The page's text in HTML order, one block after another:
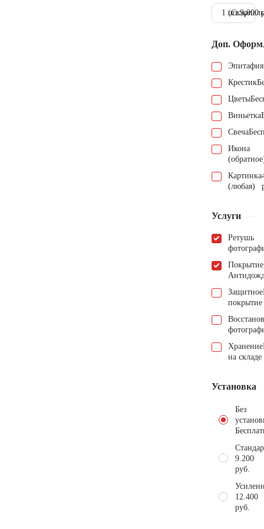
1 шт.9.000
Доп.
Эпитафия
Крестик
Цветы
Виньетка
Свеча
Икона
Картинка
(любая)
Услуги
Ретушь
Покрытие
Защитное
покрытие
Хранение
на складе
Установка
Без
9.200
руб.
12.400
руб.